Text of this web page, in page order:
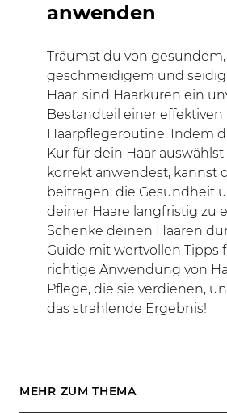
anwenden
Träumst du von gesundem,
geschmeidigem und
Haar, sind Haarkuren ein
Bestandteil einer effektiven
Haarpflegeroutine. Indem
Kur für dein Haar
korrekt anwendest, kannst
beitragen, die Gesundheit
deiner Haare langfristig zu
Schenke deinen Haaren
Guide mit wertvollen Tipps
richtige Anwendung von
Pflege, die sie verdienen,
das strahlende Ergebnis!
MEHR ZUM THEMA